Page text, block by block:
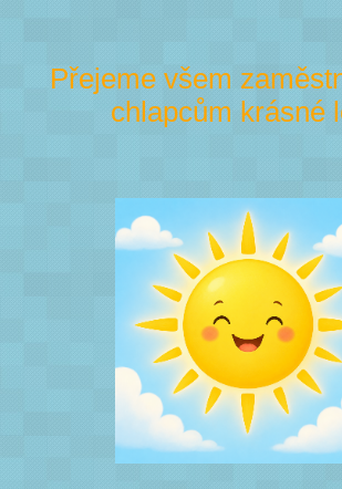
Přejeme všem
chlapcům krásné